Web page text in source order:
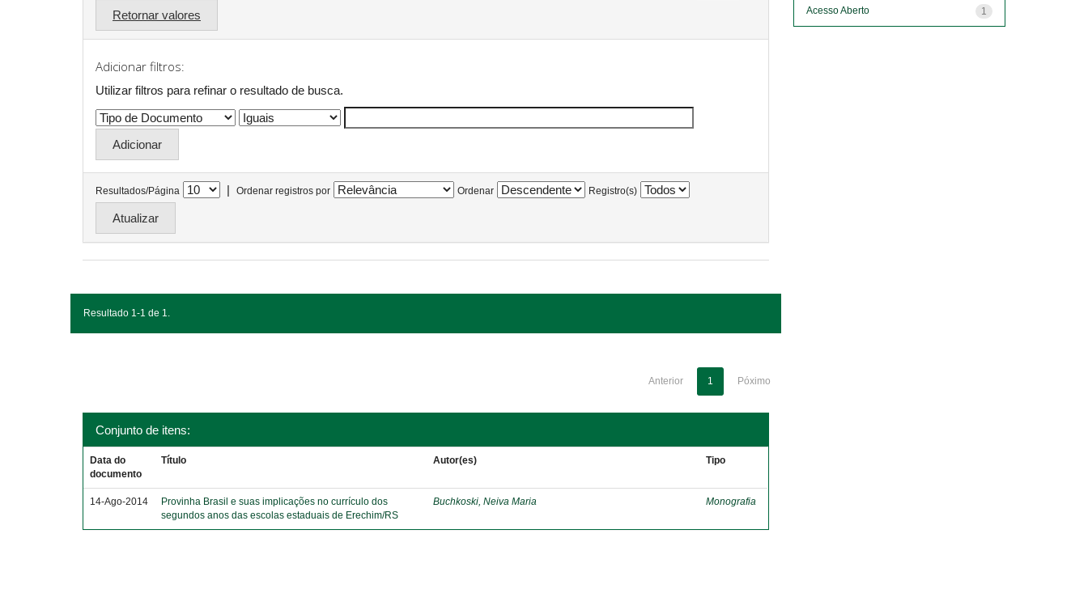
Retornar valores
Adicionar filtros:
Utilizar filtros para refinar o resultado de busca.
Resultados/Página | Ordenar registros por Ordenar Registro(s)
Resultado 1-1 de 1.
Anterior 1 Póximo
Conjunto de itens:
Data do
documento
Título Autor(es) Tipo
14-Ago-2014
Provinha Brasil e suas implicações no currículo dos
segundos anos das escolas estaduais de Erechim/RS
Buchkoski, Neiva Maria Monografia
1
Acesso Aberto